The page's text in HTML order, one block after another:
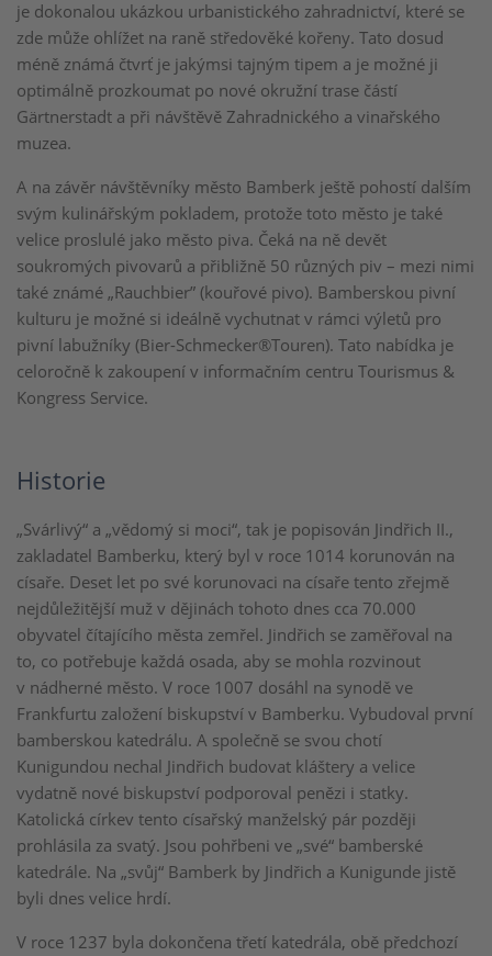
je dokonalou ukázkou urbanistického zahradnictví, které se
zde může ohlížet na raně středověké kořeny. Tato dosud
méně známá čtvrť je jakýmsi tajným tipem a je možné ji
optimálně prozkoumat po nové okružní trase částí
Gärtnerstadt a při návštěvě Zahradnického a vinařského
muzea.
A na závěr návštěvníky město Bamberk ještě pohostí dalším
svým kulinářským pokladem, protože toto město je také
velice proslulé jako město piva. Čeká na ně devět
soukromých pivovarů a přibližně 50 různých piv – mezi nimi
také známé „Rauchbier” (kouřové pivo). Bamberskou pivní
kulturu je možné si ideálně vychutnat v rámci výletů pro
pivní labužníky (Bier-Schmecker®Touren). Tato nabídka je
celoročně k zakoupení v informačním centru Tourismus &
Kongress Service.
Historie
„Svárlivý“ a „vědomý si moci“, tak je popisován Jindřich II.,
zakladatel Bamberku, který byl v roce 1014 korunován na
císaře. Deset let po své korunovaci na císaře tento zřejmě
nejdůležitější muž v dějinách tohoto dnes cca 70.000
obyvatel čítajícího města zemřel. Jindřich se zaměřoval na
to, co potřebuje každá osada, aby se mohla rozvinout
v nádherné město. V roce 1007 dosáhl na synodě ve
Frankfurtu založení biskupství v Bamberku. Vybudoval první
bamberskou katedrálu. A společně se svou chotí
Kunigundou nechal Jindřich budovat kláštery a velice
vydatně nové biskupství podporoval penězi i statky.
Katolická církev tento císařský manželský pár později
prohlásila za svatý. Jsou pohřbeni ve „své“ bamberské
katedrále. Na „svůj“ Bamberk by Jindřich a Kunigunde jistě
byli dnes velice hrdí.
V roce 1237 byla dokončena třetí katedrála, obě předchozí